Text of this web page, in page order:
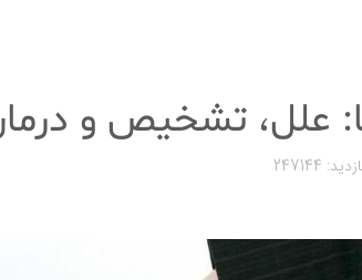
علل، تشخیص و
247144